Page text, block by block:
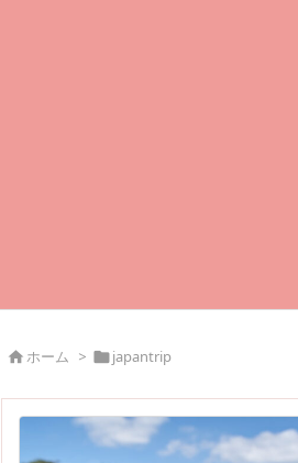
ホーム > japantrip